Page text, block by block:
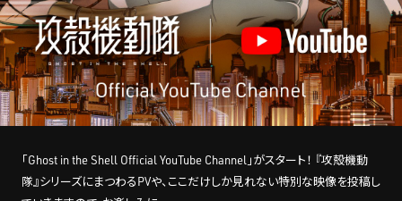
「Ghost in the Shell Official YouTube Channel」がスタート！ 『攻殻機動
隊』シリーズにまつわるPVや、ここだけしか見れない特別な映像を投稿し